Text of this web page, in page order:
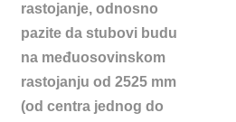
rastojanje, odnosno
pazite da stubovi budu
na međuosovinskom
rastojanju od 2525 mm
(od centra jednog do